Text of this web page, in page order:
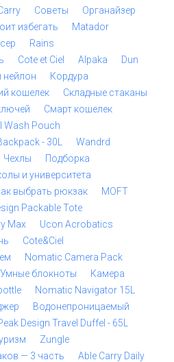
Советы
Органайзер
избегать
Matador
Rains
Cote et Ciel Alpaka
Dun
нейлон
Кордура
кошелек
Складные стаканы
Смарт кошелек
Wash Pouch
- 30L
Wandrd
Чехлы
Подборка
и университета
выбрать рюкзак
MOFT
Packable Tote
Max
Ucon Acrobatics
Cote&Ciel
Nomatic Camera Pack
Умные блокноты
Камера
Nomatic Navigator 15L
Водонепроницаемый
Design Travel Duffel - 65L
Zungle
— 3 часть
Able Carry Daily